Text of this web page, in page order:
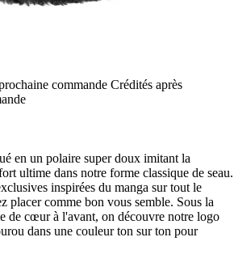
commande Crédités après
en un polaire super doux imitant la
ultime dans notre forme classique de seau.
inspirées du manga sur tout le
placer comme bon vous semble. Sous la
de cœur à l'avant, on découvre notre logo
dans une couleur ton sur ton pour